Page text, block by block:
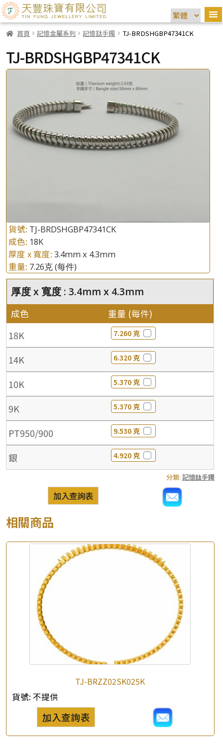
首頁 記憶金屬系列 記憶鈦手鐲 TJ-BRDSHGBP47341CK
TJ-BRDSHGBP47341CK
產品查詢
*你的名字
貨號: TJ-BRDSHGBP47341CK
成色: 18K
厚度 x 寬度: 3.4mm x 4.3mm
重量: 7.26克(每件)
厚度 x 寬度 : 3.4mm x 4.3mm
成色 重量 (每件)
18K 7.260 克
14K 6.320 克
10K 5.370 克
9K 5.370 克
PT950/900 9.530 克
銀 4.920 克
分類: 記憶鈦手鐲
加入查詢表
相關商品
TJ-BRZZ02SK025K
貨號: 不提供
加入查詢表